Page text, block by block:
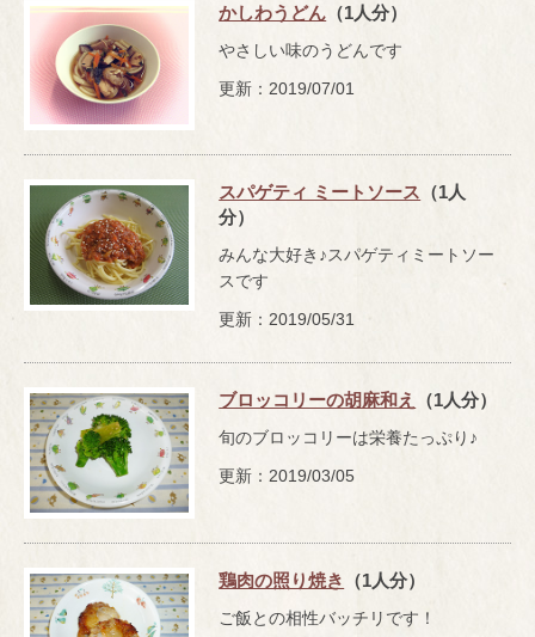
かしわうどん （1人分）
やさしい味のうどんです
更新：2019/07/01
スパゲティ ミートソース （1人
分）
みんな大好き♪スパゲティミートソー
スです
更新：2019/05/31
ブロッコリーの胡麻和え （1人分）
旬のブロッコリーは栄養たっぷり♪
更新：2019/03/05
鶏肉の照り焼き （1人分）
ご飯との相性バッチリです！